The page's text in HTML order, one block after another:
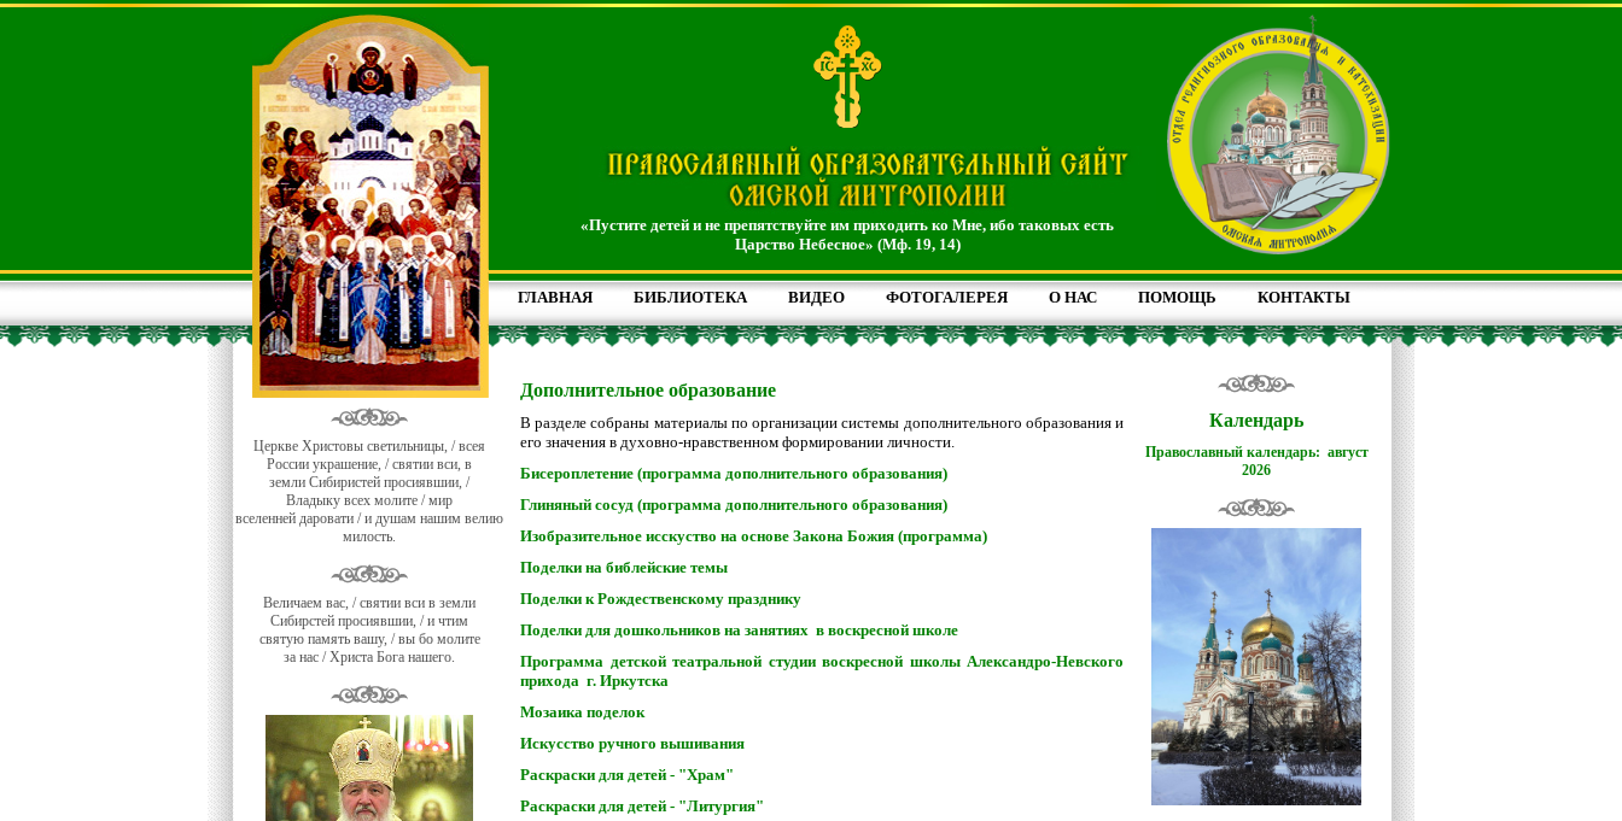
«Пустите детей и не препятствуйте им приходить ко Мне, ибо таковых есть
Царство Небесное» (Мф. 19, 14)
ГЛАВНАЯ БИБЛИОТЕКА ВИДЕО ФОТОГАЛЕРЕЯ О НАС ПОМОЩЬ КОНТАКТЫ
Церкве Христовы светильницы, / всея
России украшение, / святии вси, в
земли Сибиристей просиявшии, /
Владыку всех молите / мир
вселенней даровати / и душам нашим велию
милость.
Величаем вас, / святии вси в земли
Сибирстей просиявшии, / и чтим
святую память вашу, / вы бо молите
за нас / Христа Бога нашего.
Дополнительное образование
В разделе собраны материалы по организации системы дополнительного образования и
его значения в духовно-нравственном формировании личности.
Бисероплетение (программа дополнительного образования)
Глиняный сосуд (программа дополнительного образования)
Изобразительное исскуство на основе Закона Божия (программа)
Поделки на библейские темы
Поделки к Рождественскому празднику
Поделки для дошкольников на занятиях в воскресной школе
Программа детской театральной студии воскресной школы Александро-Невского
прихода г. Иркутска
Мозаика поделок
Искусство ручного вышивания
Раскраски для детей - "Храм"
Раскраски для детей - "Литургия"
Календарь
Православный календарь: август
2026